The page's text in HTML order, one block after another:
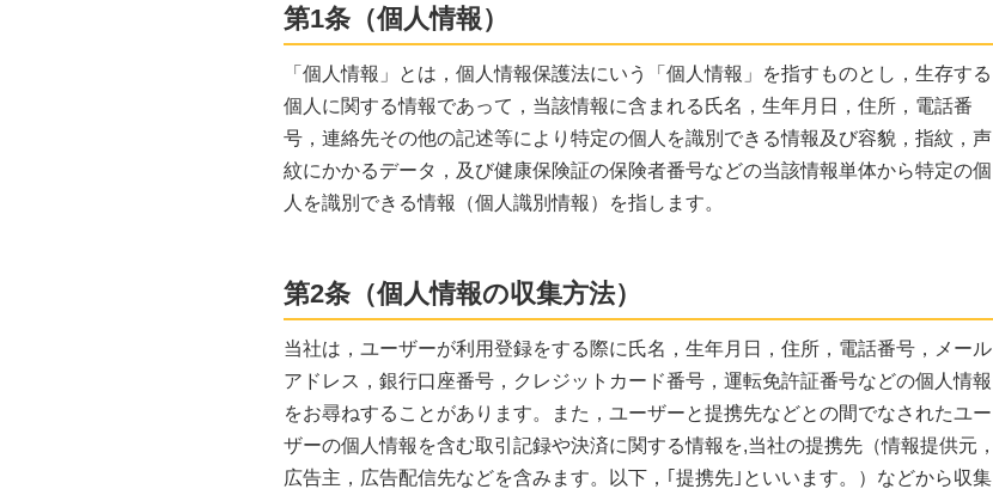
第1条（個人情報）
「個人情報」とは，個人情報保護法にいう「個人情報」を指すものとし，生存する
個人に関する情報であって，当該情報に含まれる氏名，生年月日，住所，電話番
号，連絡先その他の記述等により特定の個人を識別できる情報及び容貌，指紋，声
紋にかかるデータ，及び健康保険証の保険者番号などの当該情報単体から特定の個
人を識別できる情報（個人識別情報）を指します。
第2条（個人情報の収集方法）
当社は，ユーザーが利用登録をする際に氏名，生年月日，住所，電話番号，メール
アドレス，銀行口座番号，クレジットカード番号，運転免許証番号などの個人情報
をお尋ねすることがあります。また，ユーザーと提携先などとの間でなされたユー
ザーの個人情報を含む取引記録や決済に関する情報を,当社の提携先（情報提供元，
広告主，広告配信先などを含みます。以下，｢提携先｣といいます。）などから収集